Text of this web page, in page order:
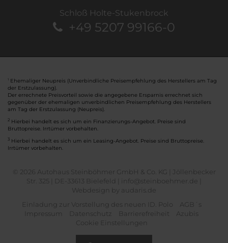
Schloß Holte-Stukenbrock
+49 5207 99166-0
Ehemaliger Neupreis (Unverbindliche Preisempfehlung des Herstellers am Tag
der Erstzulassung).
Der errechnete Preisvorteil sowie die angegebene Ersparnis errechnet sich
gegenüber der ehemaligen unverbindlichen Preisempfehlung des Herstellers
am Tag der Erstzulassung (Neupreis).
2 Hierbei handelt es sich um ein Finanzierungs-Angebot. Preise sind
Bruttopreise. Irrtümer vorbehalten.
3 Hierbei handelt es sich um ein Leasing-Angebot. Preise sind Bruttopreise.
Irrtümer vorbehalten.
© 2026 Autohaus Steinböhmer GmbH & Co. KG | Jöllenbecker
Str. 325 | DE-33613 Bielefeld | info@steinboehmer.de |
Webdesign by audaris.de
Einladung zur Vorstellung des neuen ID. Polo
AGB´s
Impressum
Datenschutz Barrierefreiheit
Azubis
Cookie Einstellungen